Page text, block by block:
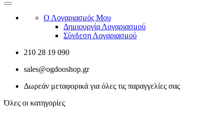
Ο Λογαριασμός Μου
Δημιουργία Λογαριασμού
Σύνδεση Λογαριασμού
210 28 19 090
sales@ogdooshop.gr
Δωρεάν μεταφορικά για όλες τις παραγγελίες σας
Όλες οι κατηγορίες